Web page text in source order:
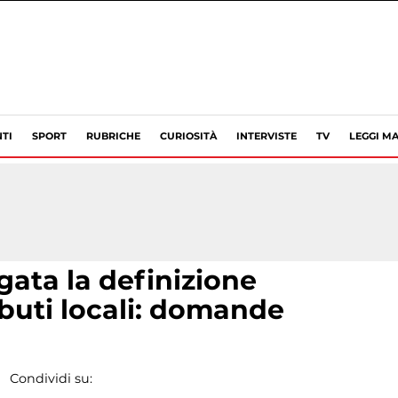
SPORT RUBRICHE CURIOSITÀ INTERVISTE TV LEGGI
la definizione
locali: domande
Condividi su: